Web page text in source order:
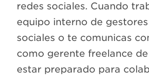
redes sociales. Cuando
equipo interno de
sociales o te comunicas
como gerente freelance de
estar preparado para